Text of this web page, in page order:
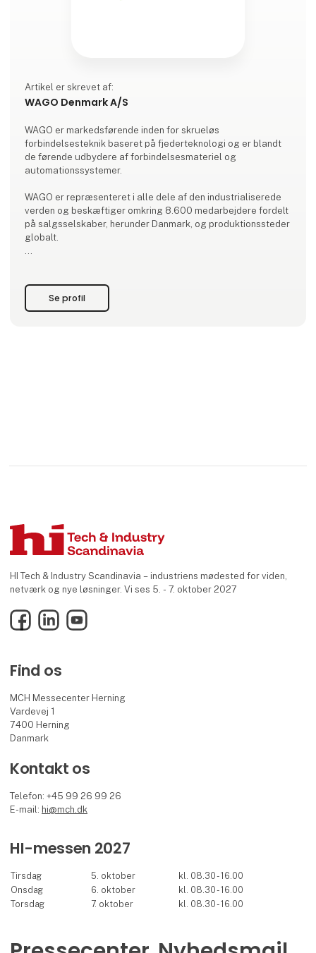
Artikel er skrevet af:
WAGO Denmark A/S
WAGO er markedsførende inden for skrueløs
forbindelsesteknik baseret på fjederteknologi og er blandt
de førende udbydere af forbindelsesmateriel og
automationssystemer.
WAGO er repræsenteret i alle dele af den industrialiserede
verden og beskæftiger omkring 8.600 medarbejdere fordelt
på salgsselskaber, herunder Danmark, og produktionssteder
globalt.
elektronikmoduler og I/O-bussystemer, der hver især giver
kunderne inden for industriautomation og
Se profil
HI Tech & Industry Scandinavia – industriens mødested for viden,
netværk og nye løsninger. Vi ses 5. - 7. oktober 2027
FacebookLinkedInYouTube
Find os
MCH Messecenter Herning
Vardevej 1
7400 Herning
Danmark
Kontakt os
Telefon: +45 99 26 99 26
E-mail: hi@mch.dk
HI-messen 2027
Tirsdag 5. oktober
kl. 08.30 - 16.00
Onsdag
6. oktober
kl. 08.30 - 16.00
Torsdag
7. oktober kl. 08.30 - 16.00